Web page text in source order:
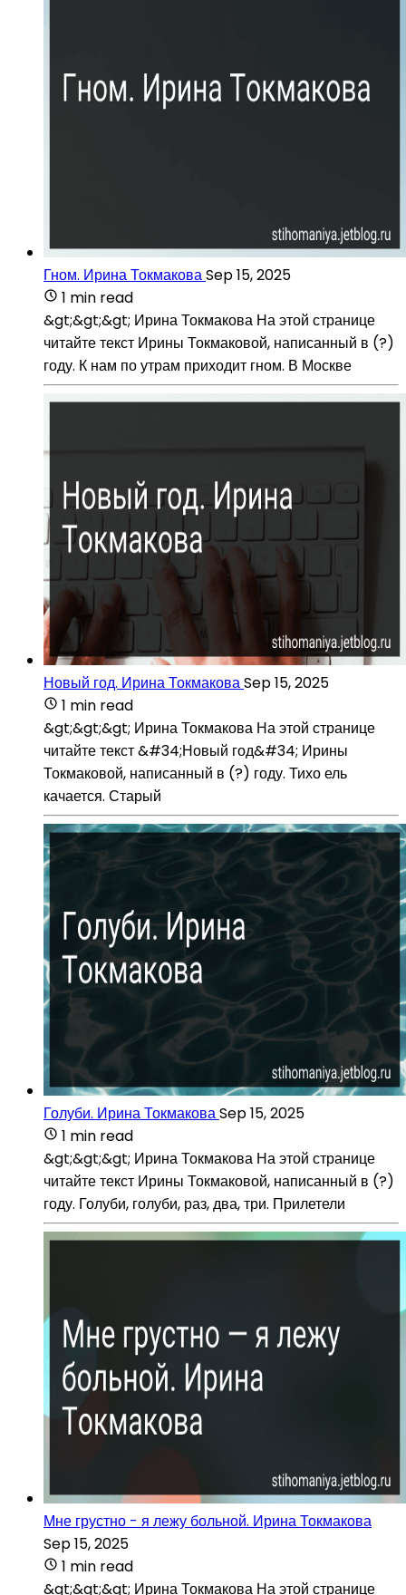
Гном. Ирина ТокмаковаSep 15, 2025
1 min read
&gt;&gt;&gt; Ирина Токмакова На этой странице
читайте текст Ирины Токмаковой, написанный в (?)
году. К нам по утрам приходит гном. В Москве
Новый год. Ирина ТокмаковаSep 15, 2025
1 min read
&gt;&gt;&gt; Ирина Токмакова На этой странице
читайте текст &#34;Новый год&#34; Ирины
Токмаковой, написанный в (?) году. Тихо ель
качается. Старый
Голуби. Ирина ТокмаковаSep 15, 2025
1 min read
&gt;&gt;&gt; Ирина Токмакова На этой странице
читайте текст Ирины Токмаковой, написанный в (?)
году. Голуби, голуби, раз, два, три. Прилетели
Мне грустно - я лежу больной. Ирина Токмакова
Sep 15, 2025
1 min read
&gt;&gt;&gt; Ирина Токмакова На этой странице